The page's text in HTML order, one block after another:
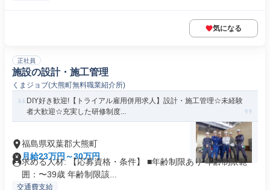
気になる
正社員
施設の設計・施工管理
くまジョブ(大熊町無料職業紹介所)
DIY好き歓迎!【トライアル雇用併用求人】設計・施工管理☆未経験
者大歓迎☆充実した研修制度...
福島県双葉郡大熊町
月給23万円～30万円
求める人材: 【応募資格・条件】 ■年齢制限あり 年齢制限範
囲：〜39歳 年齢制限該...
交通費支給